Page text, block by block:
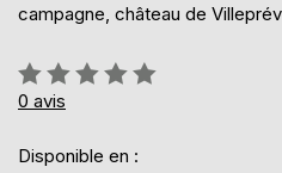
campagne, château de
Évaluation:
0%
0 avis
Disponible en :